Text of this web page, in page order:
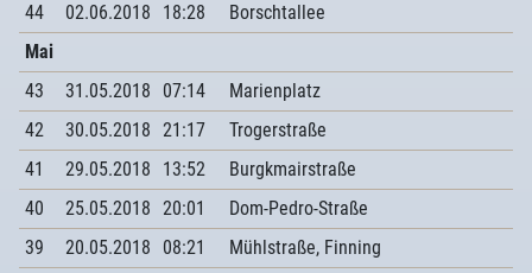
44
02.06.2018 18:28
Borschtallee
Mai
43
31.05.2018 07:14
Marienplatz
42
30.05.2018 21:17
Trogerstraße
41
29.05.2018 13:52
Burgkmairstraße
40
25.05.2018 20:01
Dom-Pedro-Straße
39
20.05.2018 08:21 Mühlstraße, Finning